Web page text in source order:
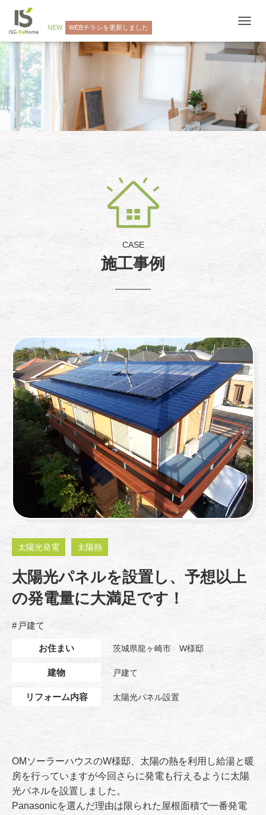
NEW WEBチラシを更新しました
ビ
ゲ
ー
を
切
り
施工事例
CASE
太陽光発電 太陽熱
太陽光パネルを設置し、予想以上
の発電量に大満足です！
戸建て
お住まい 茨城県龍ヶ崎市 W様邸
建物 戸建て
リフォーム内容 太陽光パネル設置
OMソーラーハウスのW様邸、太陽の熱を利用し給湯と暖
房を行っていますが今回さらに発電も行えるように太陽
光パネルを設置しました。
Panasonicを選んだ理由は限られた屋根面積で一番発電